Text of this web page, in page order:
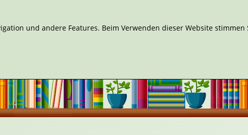
und andere Features. Beim Verwenden dieser Website